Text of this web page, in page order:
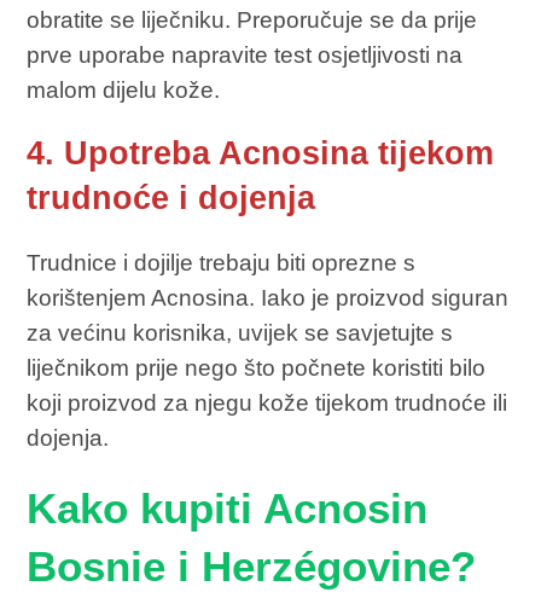
obratite se liječniku. Preporučuje se da prije
prve uporabe napravite test osjetljivosti na
malom dijelu kože.
4. Upotreba Acnosina tijekom
trudnoće i dojenja
Trudnice i dojilje trebaju biti oprezne s
korištenjem Acnosina. Iako je proizvod siguran
za većinu korisnika, uvijek se savjetujte s
liječnikom prije nego što počnete koristiti bilo
koji proizvod za njegu kože tijekom trudnoće ili
dojenja.
Kako kupiti Acnosin
Bosnie i Herzégovine?